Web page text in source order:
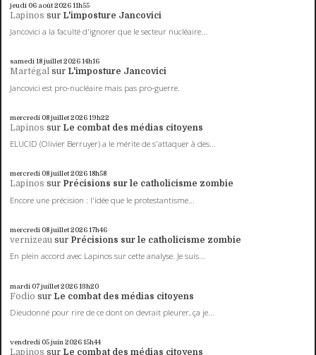
jeudi 06 août 202611h55
Lapinos sur L'imposture Jancovici
Jancovici a la faculté d'ignorer que le secteur nucléaire...
samedi 18juillet 202614h16
Martégal sur L'imposture Jancovici
Jancovici est pro-nucléaire mais pas pro-guerre.
mercredi 08juillet 202619h22
Lapinos sur Le combat des médias citoyens
ELUCID (Olivier Berruyer) a le mérite de s'attaquer à des...
mercredi 08juillet 202618h58
Lapinos sur Précisions sur le catholicisme zombie
Encore une précision : l'idée que le protestantisme...
mercredi 08juillet 202617h46
vernizeau sur Précisions sur le catholicisme zombie
En plein accord avec Lapinos sur cette analyse. Je suis...
mardi 07juillet 202613h20
Fodio sur Le combat des médias citoyens
Dieudonné pour rire de ce dont on devrait pleurer, ça je...
vendredi 05juin 202615h44
Lapinos sur Le combat des médias citoyens